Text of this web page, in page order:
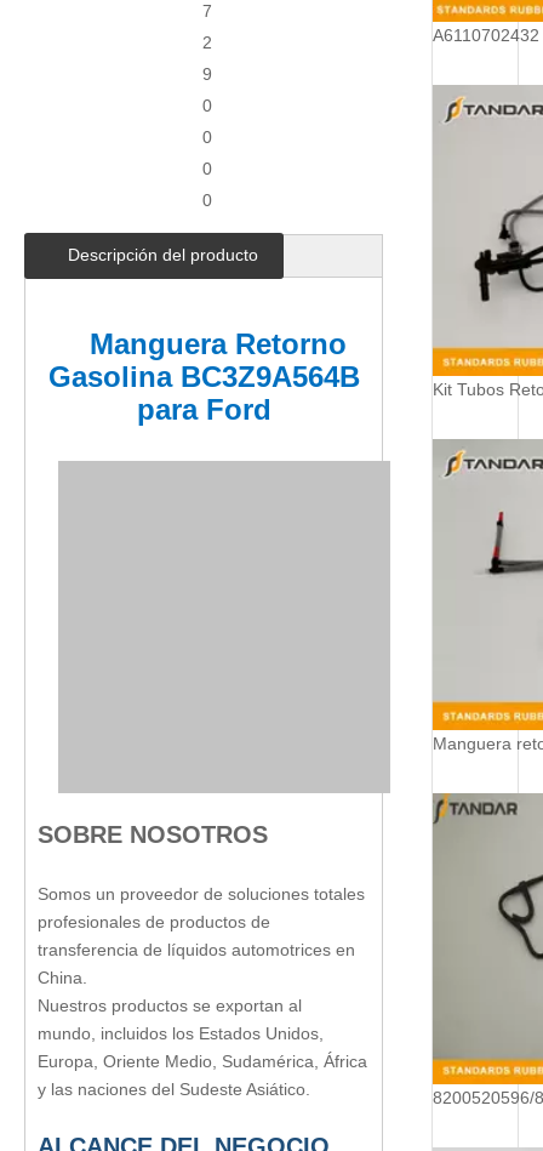
7
2
9
0
0
0
0
Descripción del producto
Manguera Retorno
Gasolina BC3Z9A564B
para Ford
SOBRE NOSOTROS
Somos un proveedor de soluciones totales
profesionales de productos de
transferencia de líquidos automotrices en
China.
Nuestros productos se exportan al
mundo, incluidos los Estados Unidos,
Europa, Oriente Medio, Sudamérica, África
y las naciones del Sudeste Asiático.